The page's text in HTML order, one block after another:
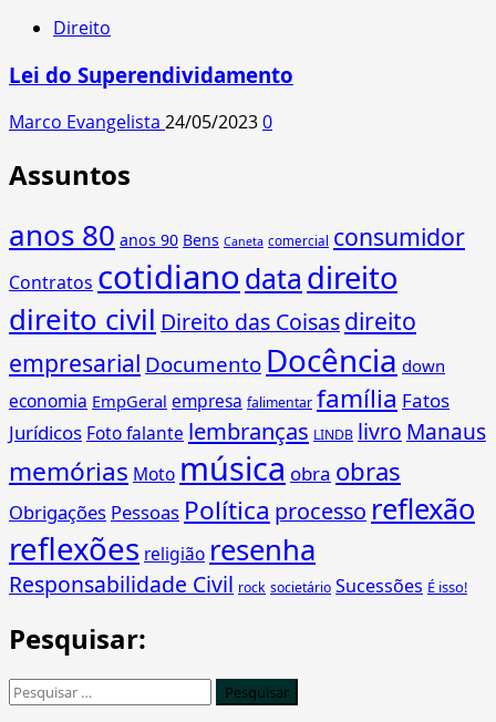
Direito
Lei do Superendividamento
Marco Evangelista 24/05/20230
Assuntos
anos 80 anos 90 Bens Caneta comercial consumidor
Contratos cotidianodata direito
direito civil Direito das Coisasdireito
empresarial Documento Docência down
economia EmpGeral empresa falimentar família Fatos
Jurídicos Foto falante lembranças LINDB livro Manaus
memórias Moto música obra obras
Obrigações Pessoas Política processo reflexão
reflexões religião resenha
Responsabilidade Civil rock societário Sucessões É isso!
Pesquisar:
Pesquisar